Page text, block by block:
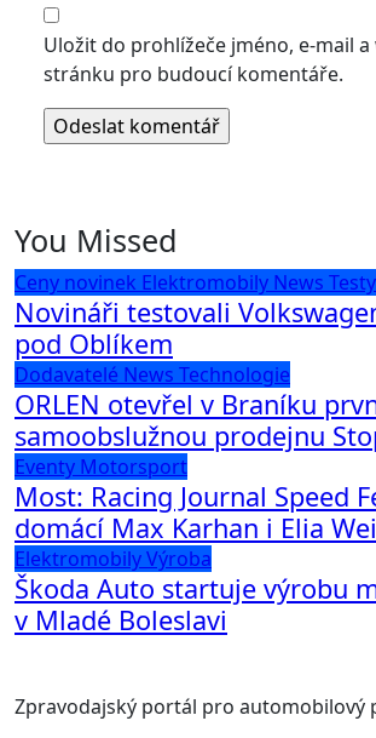
Uložit do prohlížeče jméno, e-mail
stránku pro budoucí komentáře.
You Missed
Ceny novinek Elektromobily News Testy
Novináři testovali
pod Oblíkem
Dodavatelé News Technologie
ORLEN otevřel v Braníku
samoobslužnou prodejnu
Eventy Motorsport
Most: Racing Journal Speed
domácí Max Karhan i Elia
ElektromobilyVýroba
Škoda Auto startuje výrobu
v Mladé Boleslavi
Zpravodajský portál pro automobilový